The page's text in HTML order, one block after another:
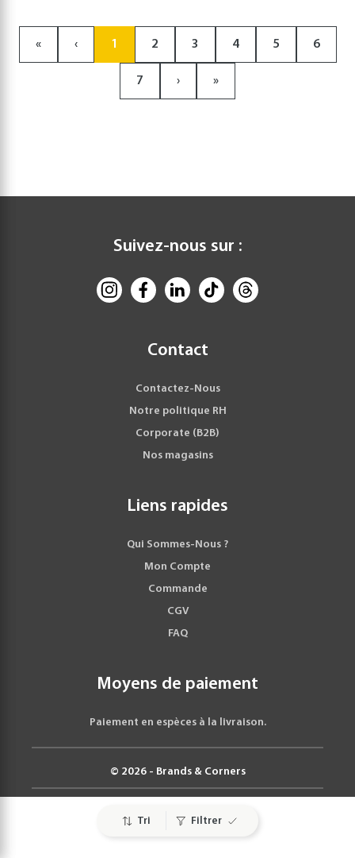
Tri Filtrer
« ‹ 1 2 3 4 5 6
7 › »
Suivez-nous sur :
Contact
Contactez-Nous
Notre politique RH
Corporate (B2B)
Nos magasins
Liens rapides
Qui Sommes-Nous ?
Mon Compte
Commande
CGV
FAQ
Moyens de paiement
Paiement en espèces à la livraison.
© 2026 - Brands & Corners